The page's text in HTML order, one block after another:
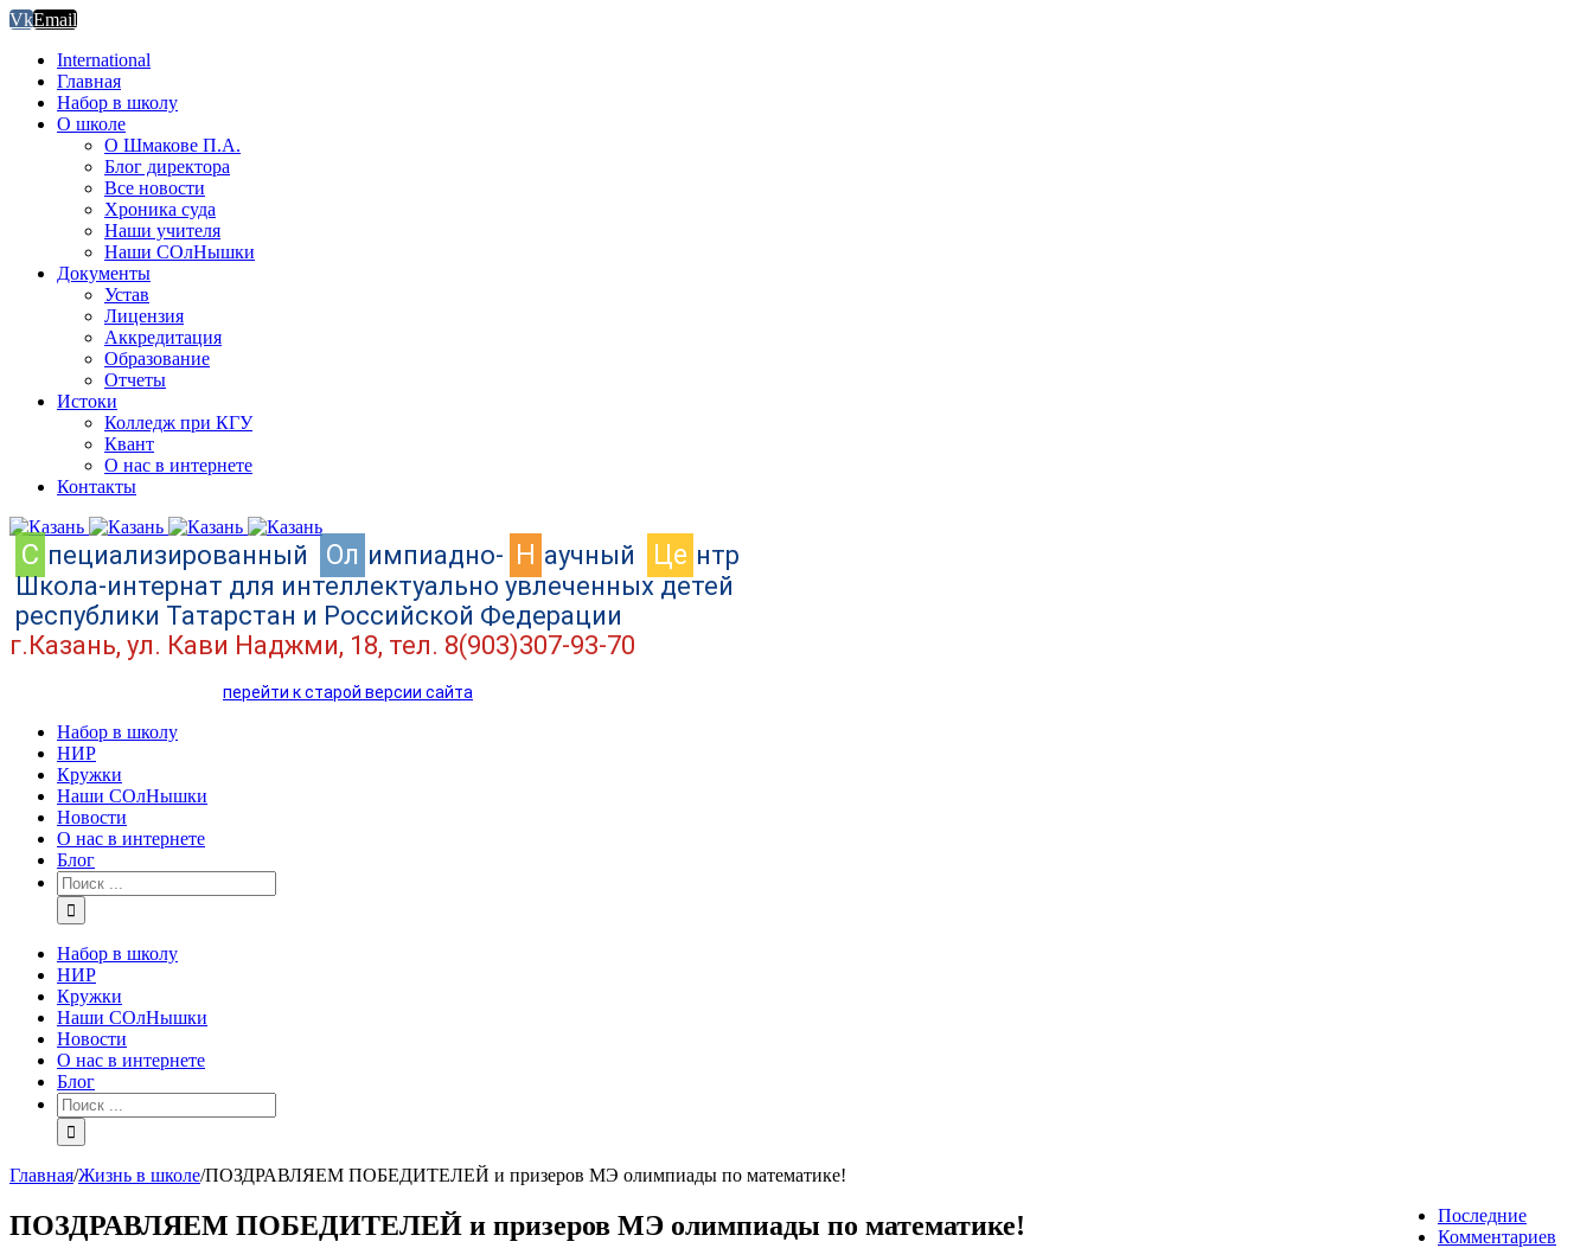
VkEmail
International
Главная
Набор в школу
О школе
О Шмакове П.А.
Блог директора
Все новости
Хроника суда
Наши учителя
Наши СОлНышки
Документы
Устав
Лицензия
Аккредитация
Образование
Отчеты
Истоки
Колледж при КГУ
Квант
О нас в интернете
Контакты
C пециализированный Ол импиадно- Н аучный Це нтр
Школа-интернат для интеллектуально увлеченных детей
республики Татарстан и Российской Федерации
г.Казань, ул. Кави Наджми, 18, тел. 8(903)307-93-70
перейти к старой версии сайта
Набор в школу
НИР
Кружки
Наши СОлНышки
Новости
О нас в интернете
Блог
Набор в школу
НИР
Кружки
Наши СОлНышки
Новости
О нас в интернете
Блог
Главная/Жизнь в школе/ПОЗДРАВЛЯЕМ ПОБЕДИТЕЛЕЙ и призеров МЭ олимпиады по математике!
ПОЗДРАВЛЯЕМ ПОБЕДИТЕЛЕЙ и призеров МЭ олимпиады по математике!
Последние
Комментариев